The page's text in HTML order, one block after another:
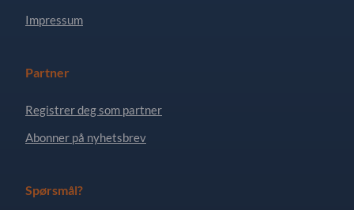
Impressum
Partner
Registrer deg som partner
Abonner på nyhetsbrev
Spørsmål?